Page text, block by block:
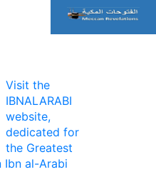
Visit the
IBNALARABI
website,
dedicated for
the Greatest
Ibn al-Arabi